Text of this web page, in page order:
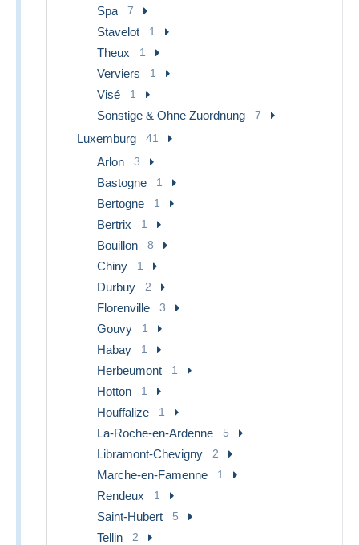
Spa 7
Stavelot 1
Theux 1
Verviers 1
Visé 1
Sonstige & Ohne Zuordnung 7
Luxemburg 41
Arlon 3
Bastogne 1
Bertogne 1
Bertrix 1
Bouillon 8
Chiny 1
Durbuy 2
Florenville 3
Gouvy 1
Habay 1
Herbeumont 1
Hotton 1
Houffalize 1
La-Roche-en-Ardenne 5
Libramont-Chevigny 2
Marche-en-Famenne 1
Rendeux 1
Saint-Hubert 5
Tellin 2